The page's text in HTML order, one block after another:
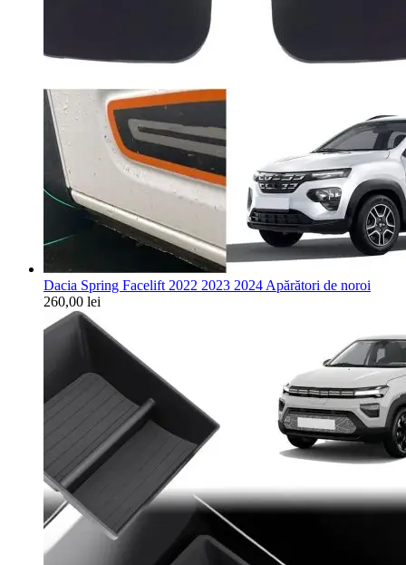
Dacia Spring Facelift 2022 2023 2024 Apărători de noroi
260,00 lei